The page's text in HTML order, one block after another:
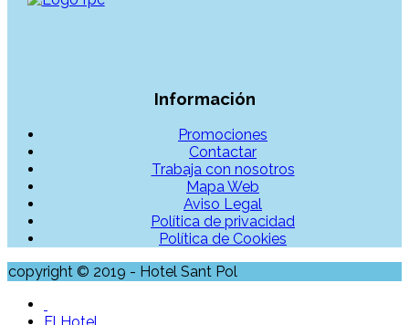
Información
Promociones
Contactar
Trabaja con nosotros
Mapa Web
Aviso Legal
Política de privacidad
Política de Cookies
copyright © 2019 - Hotel Sant Pol
El Hotel